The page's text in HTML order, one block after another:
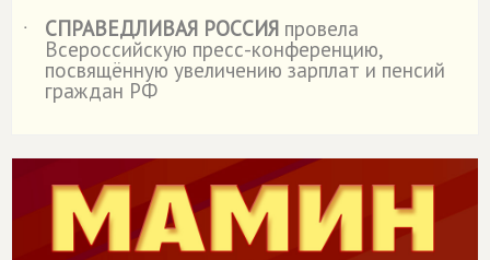
˙
СПРАВЕДЛИВАЯ РОССИЯ провела
Всероссийскую пресс-конференцию,
посвящённую увеличению зарплат и пенсий
граждан РФ